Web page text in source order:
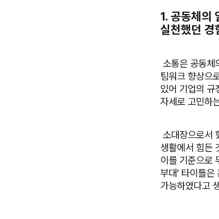
1. 공동체의
실천했던 경
소통은 공동체
팀워크 향상으
있어 기업의 규
자세로 고민하
소대장으로서
생활에서 힘든
이를 기준으로
부대’ 타이틀
가능하였다고